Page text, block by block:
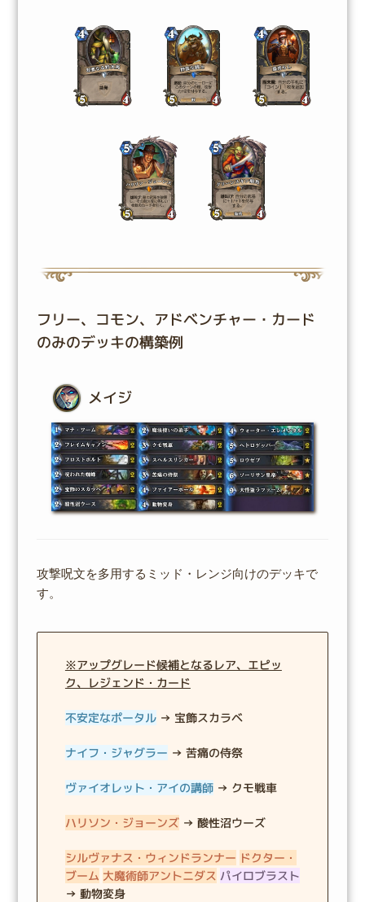
フリー、コモン、アドベンチャー・カード
のみのデッキの構築例
メイジ
攻撃呪文を多用するミッド・レンジ向けのデッキで
す。
※アップグレード候補となるレア、エピッ
ク、レジェンド・カード
不安定なポータル→ 宝飾スカラベ
ナイフ・ジャグラー → 苦痛の侍祭
ヴァイオレット・アイの講師→ クモ戦車
ハリソン・ジョーンズ→ 酸性沼ウーズ
シルヴァナス・ウィンドランナー ドクター・
ブーム 大魔術師アントニダス パイロブラスト
→ 動物変身